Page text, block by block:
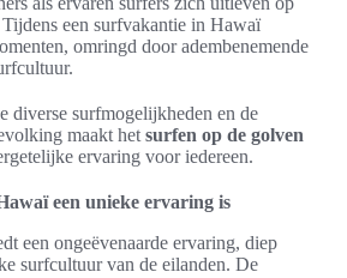
een surfvakantie in Hawaï
omringd door adembenemende
diverse surfmogelijkheden en de
maakt het surfen op de golven
ervaring voor iedereen.
een unieke ervaring is
een ongeëvenaarde ervaring, diep
surfcultuur van de eilanden. De